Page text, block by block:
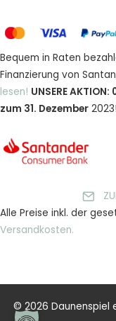
Bequem in Raten
Finanzierung von
lesen! UNSERE
zum 31. Dezember 2023!
Alle Preise inkl. der
Versandkosten.
© 2026 Daunenspiel